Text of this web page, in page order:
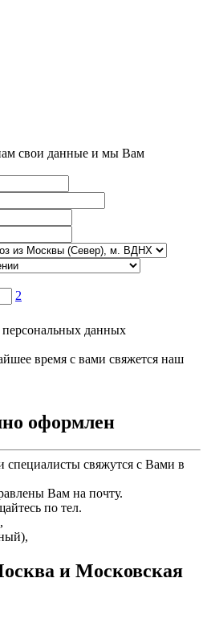
свои данные и мы Вам
2
персональных данных
время с вами свяжется наш
оформлен
специалисты свяжутся с Вами в
Вам на почту.
по тел.
и Московская